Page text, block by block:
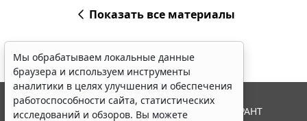
Показать все материалы
Мы обрабатываем локальные данные
браузера и используем инструменты
аналитики в целях улучшения и обеспечения
работоспособности сайта, статистических
исследований и обзоров. Вы можете
© ООО "НПП "ГАРАНТ-СЕРВИС", 2026. Система ГАРАНТ